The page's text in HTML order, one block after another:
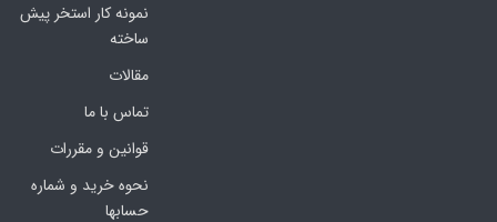
نمونه کار استخر پیش
ساخته
مقالات
تماس با ما
قوانین و مقررات
نحوه خرید و شماره
حسابها